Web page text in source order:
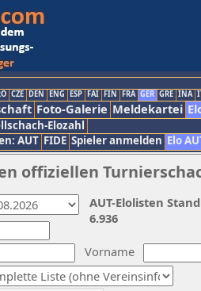
CZE DEN ENG ESP FAI FIN FRA GER GRE INA
Foto-Galerie Meldekartei
Elozahl
AUT FIDE Spieler anmelden Elo
offiziellen
Vorname
AUT-Elolisten
6.936